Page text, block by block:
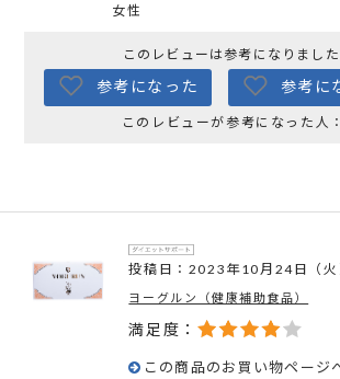
女性
このレビューは参考になりました
参考になった
参考に
このレビューが参考になった人：
投稿日：2023年10月24日（火
ヨーグルン（健康補助食品）
満足度：
この商品のお買い物ページ